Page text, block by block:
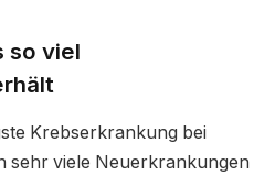
so viel
Krebserkrankung bei
sehr viele Neuerkrankungen